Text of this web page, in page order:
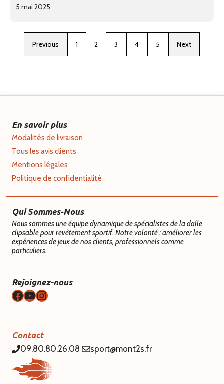
5 mai 2025
Previous 1 2 3 4 5 Next
En savoir plus
Modalités de livraison
Tous les avis clients
Mentions légales
Politique de confidentialité
Qui Sommes-Nous
Nous sommes une équipe dynamique de spécialistes de la dalle
clipsable pour revêtement sportif. Notre volonté : améliorer les
expériences de jeux de nos clients, professionnels comme
particuliers.
Rejoignez-nous
Facebook
YouTube
Instagram
Contact
09.80.80.26.08 sport@mont2s.fr